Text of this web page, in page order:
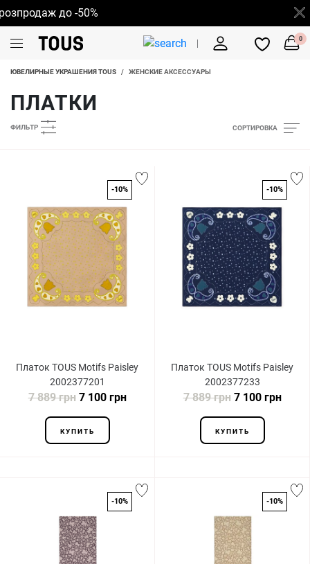
до -50%
0
ЮВЕЛИРНЫЕ УКРАШЕНИЯ TOUS / ЖЕНСКИЕ АКСЕССУАРЫ
ПЛАТКИ
СОРТИРОВКА
ФИЛЬТР
-10%
Платок TOUS Motifs Paisley
2002377201
7 889 грн7 100 грн
КУПИТЬ
-10%
Платок TOUS Motifs Paisley
2002377233
7 889 грн7 100 грн
КУПИТЬ
-10% -10%